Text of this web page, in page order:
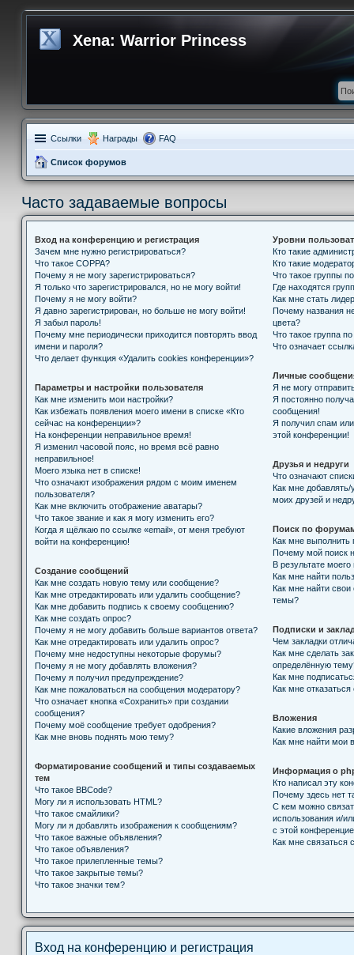
Xena: Warrior Princess
Ссылки Награды FAQ
Список форумов
Часто задаваемые вопросы
Вход на конференцию и регистрация
Зачем мне нужно регистрироваться?
Что такое COPPA?
Почему я не могу зарегистрироваться?
Я только что зарегистрировался, но не могу войти!
Почему я не могу войти?
Я давно зарегистрирован, но больше не могу войти!
Я забыл пароль!
Почему мне периодически приходится повторять ввод
имени и пароля?
Что делает функция «Удалить cookies конференции»?
Параметры и настройки пользователя
Как мне изменить мои настройки?
Как избежать появления моего имени в списке «Кто
сейчас на конференции»?
На конференции неправильное время!
Я изменил часовой пояс, но время всё равно
неправильное!
Моего языка нет в списке!
Что означают изображения рядом с моим именем
пользователя?
Как мне включить отображение аватары?
Что такое звание и как я могу изменить его?
Когда я щёлкаю по ссылке «email», от меня требуют
войти на конференцию!
Создание сообщений
Как мне создать новую тему или сообщение?
Как мне отредактировать или удалить сообщение?
Как мне добавить подпись к своему сообщению?
Как мне создать опрос?
Почему я не могу добавить больше вариантов ответа?
Как мне отредактировать или удалить опрос?
Почему мне недоступны некоторые форумы?
Почему я не могу добавлять вложения?
Почему я получил предупреждение?
Как мне пожаловаться на сообщения модератору?
Что означает кнопка «Сохранить» при создании
сообщения?
Почему моё сообщение требует одобрения?
Как мне вновь поднять мою тему?
Форматирование сообщений и типы создаваемых
тем
Что такое BBCode?
Могу ли я использовать HTML?
Что такое смайлики?
Могу ли я добавлять изображения к сообщениям?
Что такое важные объявления?
Что такое объявления?
Что такое прилепленные темы?
Что такое закрытые темы?
Что такое значки тем?
Уровни
Кто такие
Кто такие
Что такое группы
Где находятся
Как мне стать
Почему названия
цвета?
Что такое группа
Что означает
Личные
Я не могу
Я постоянно
сообщения!
Я получил спам или
этой конференции!
Друзья и недруги
Что означают
Как мне добавлять/
моих друзей и
Поиск по
Как мне
Почему мой поиск
В результате
Как мне найти
Как мне найти
темы?
Подписки и
Чем закладки
Как мне сделать
определённую
Как мне
Как мне отказаться
Вложения
Какие вложения
Как мне найти мои
Информация о
Кто написал эту
Почему здесь нет
С кем можно
использования и/
с этой
Как мне связаться
Вход на конференцию и регистрация